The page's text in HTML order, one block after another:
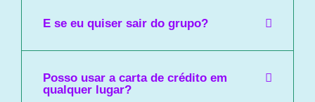
E se eu quiser sair do grupo?
Posso usar a carta de crédito em
qualquer lugar?